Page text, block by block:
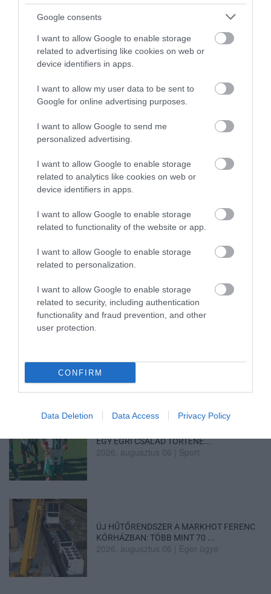
Google consents
I want to allow Google to enable storage
related to advertising like cookies on web or
device identifiers in apps.
I want to allow my user data to be sent to
Google for online advertising purposes.
I want to allow Google to send me
personalized advertising.
I want to allow Google to enable storage
related to analytics like cookies on web or
device identifiers in apps.
I want to allow Google to enable storage
related to functionality of the website or app.
I want to allow Google to enable storage
related to personalization.
I want to allow Google to enable storage
related to security, including authentication
functionality and fraud prevention, and other
user protection.
CONFIRM
Data Deletion Data Access Privacy Policy
ZÁPOROK, ZIVATAROK KIALAKULHATNAK
2026. augusztus 07
KÉT AUTÓ ÜTKÖZÖTT BOGÁCSON, A
2026. augusztus 06|Riasztó
PHEV LUXURY – A KÍNAI PR...
2026. augusztus 06|Barta Autó
EGY EGRI CSALÁD TÖRTÉNE...
2026. augusztus 06 Sport
ÚJ HŰTŐRENDSZER A MARKHOT FERENC
KÓRHÁZBAN: TÖBB MINT 70 ...
2026. augusztus 06 Eger ügye